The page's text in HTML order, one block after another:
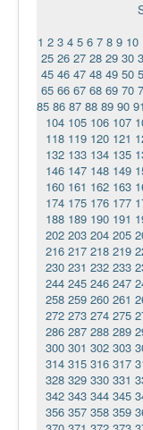
Сайт проекта
1 2 3 4 5 6 7 8 9 10
25 26 27 28 29 30
45 46 47 48 49 50
65 66 67 68 69 70
85 86 87 88 89 90 91
104 105 106 107
118 119 120 121
132 133 134 135
146 147 148 149
160 161 162 163
174 175 176 177
188 189 190 191
202 203 204 205
216 217 218 219
230 231 232 233
244 245 246 247
258 259 260 261
272 273 274 275
286 287 288 289
300 301 302 303
314 315 316 317
328 329 330 331
342 343 344 345
356 357 358 359